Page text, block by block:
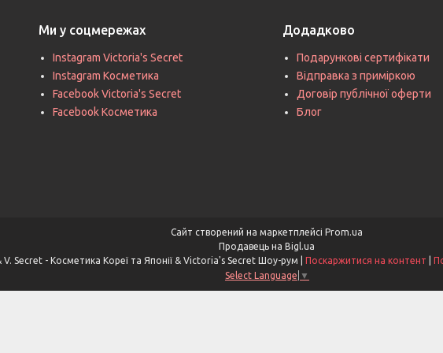
Ми у соцмережах
Instagram Victoria's Secret
Instagram Косметика
Facebook Victoria's Secret
Facebook Косметика
Додадково
Подарункові сертифікати
Відправка з приміркою
Договір публічної оферти
Блог
Сайт створений на маркетплейсі Prom.ua
Продавець на Bigl.ua
Поскаржитися на контент
Select Language ▼